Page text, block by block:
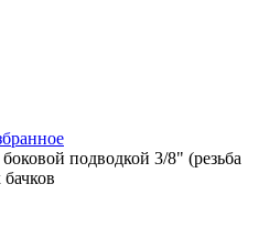
подводкой 3/8" (резьба